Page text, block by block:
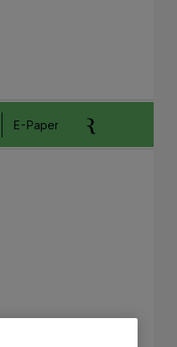
E-Paper Anzeigen aufgeben